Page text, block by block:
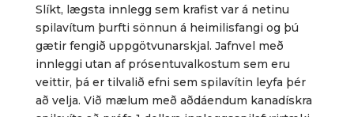
Slíkt, lægsta innlegg sem krafist var á netinu
spilavítum þurfti sönnun á heimilisfangi og þú
gætir fengið uppgötvunarskjal. Jafnvel með
innleggi utan af prósentuvalkostum sem eru
veittir, þá er tilvalið efni sem spilavítin leyfa þér
að velja. Við mælum með aðdáendum kanadískra